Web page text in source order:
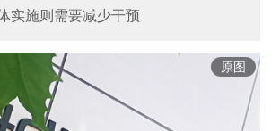
实施则需要减少干预
原图